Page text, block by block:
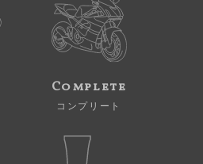
Complete
コンプリート